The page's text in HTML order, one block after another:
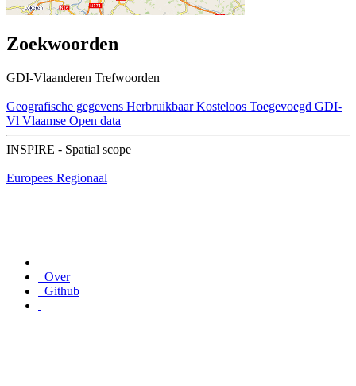
Zoekwoorden
GDI-Vlaanderen Trefwoorden
Geografische gegevens Herbruikbaar Kosteloos Toegevoegd GDI-
Vl Vlaamse Open data
INSPIRE - Spatial scope
Europees Regionaal
Over
Github